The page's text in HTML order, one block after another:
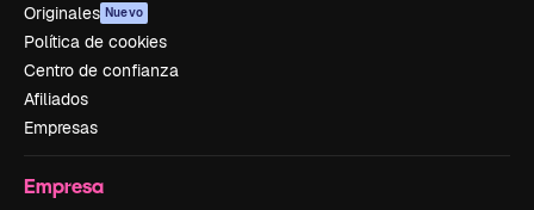
Originales Nuevo
Política de cookies
Centro de confianza
Afiliados
Empresas
Empresa